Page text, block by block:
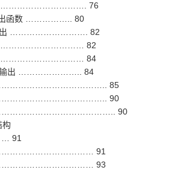
………………………………. 76
出函数 …………….. 80
输出 ………………………. 82
…………………………… 82
…………………………… 84
与输出 ………………….. 84
85
90
90
构
… 91
……………………………… 91
……………………………… 93